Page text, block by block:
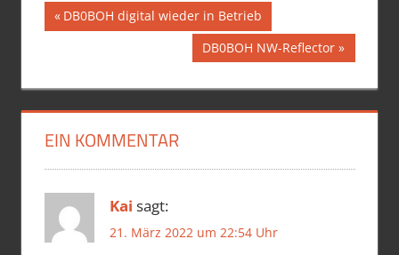
Beitragsnavigation
Vorheriger
Beitrag:
DB0BOH digital wieder in Betrieb
Nächster
Beitrag:
DB0BOH NW-Reflector
EIN KOMMENTAR
Kai sagt:
21. März 2022 um 22:54 Uhr